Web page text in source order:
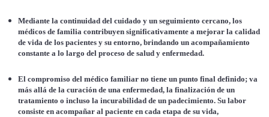
Mediante la continuidad del cuidado y un seguimiento cercano, los
médicos de familia contribuyen significativamente a mejorar la calidad
de vida de los pacientes y su entorno, brindando un acompañamiento
constante a lo largo del proceso de salud y enfermedad.
El compromiso del médico familiar no tiene un punto final definido; va
más allá de la curación de una enfermedad, la finalización de un
tratamiento o incluso la incurabilidad de un padecimiento. Su labor
consiste en acompañar al paciente en cada etapa de su vida,